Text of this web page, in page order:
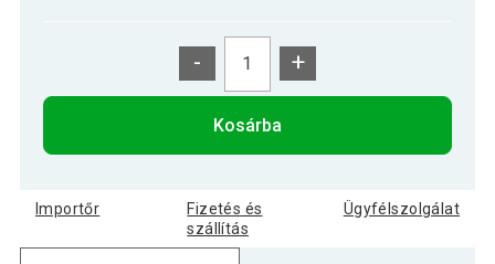
- +
Kosárba
Importőr
Fizetés és
szállítás
Ügyfélszolgálat